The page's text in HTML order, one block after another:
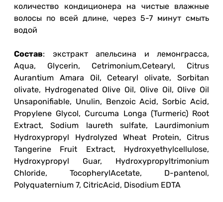
количество кондиционера на чистые влажные
волосы по всей длине, через 5-7 минут смыть
водой
Состав: экстракт апельсина и лемонграсса,
Aqua, Glycerin, Cetrimonium,Cetearyl, Citrus
Aurantium Amara Oil, Cetearyl olivate, Sorbitan
olivate, Hydrogenated Olive Oil, Olive Oil, Olive Oil
Unsaponifiable, Unulin, Benzoic Acid, Sorbic Acid,
Propylene Glycol, Curcuma Longa (Turmeric) Root
Extract, Sodium laureth sulfate, Laurdimonium
Hydroxypropyl Hydrolyzed Wheat Protein, Citrus
Tangerine Fruit Eхtract, Hydroxyethylcellulose,
Hydroxypropyl Guar, Hydroxypropyltrimonium
Chloride, TocopherylAcetate, D-pantenol,
Polyquaternium 7, CitricAcid, Disodium EDTA